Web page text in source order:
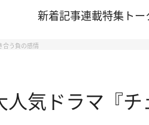
新着記事連載特集 ト
合う負の感情
人気ドラマ『